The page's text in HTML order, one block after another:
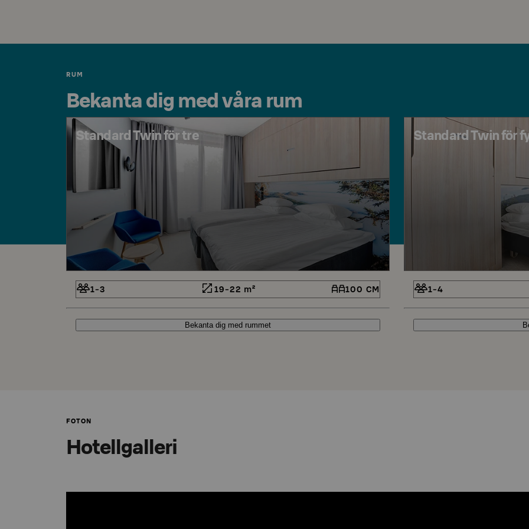
RUM
Bekanta dig med våra rum
Standard Twin för tre
1-3 19-22 m² 100 CM
Bekanta dig med rummet
Standard Twin för
1-4
FOTON
Hotellgalleri